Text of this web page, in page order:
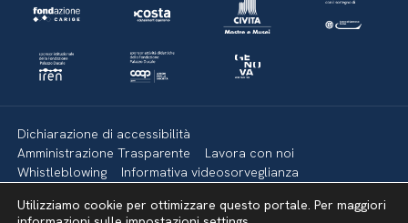
Dichiarazione di accessibilità
Amministrazione Trasparente
Lavora con noi
Whistleblowing
Informativa videosorveglianza
Mappa del sito
Utilizziamo cookie per ottimizzare questo portale. Per maggiori